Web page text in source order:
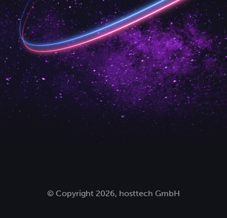
© Copyright 2026, hosttech GmbH